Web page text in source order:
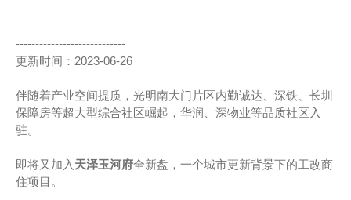
----------------------------
更新时间：2023-06-26
伴随着产业空间提质，光明南大门片区内勤诚达、深铁、长圳
保障房等超大型综合社区崛起，华润、深物业等品质社区入
驻。
即将又加入 天泽玉河府全新盘，一个城市更新背景下的工改商
住项目。